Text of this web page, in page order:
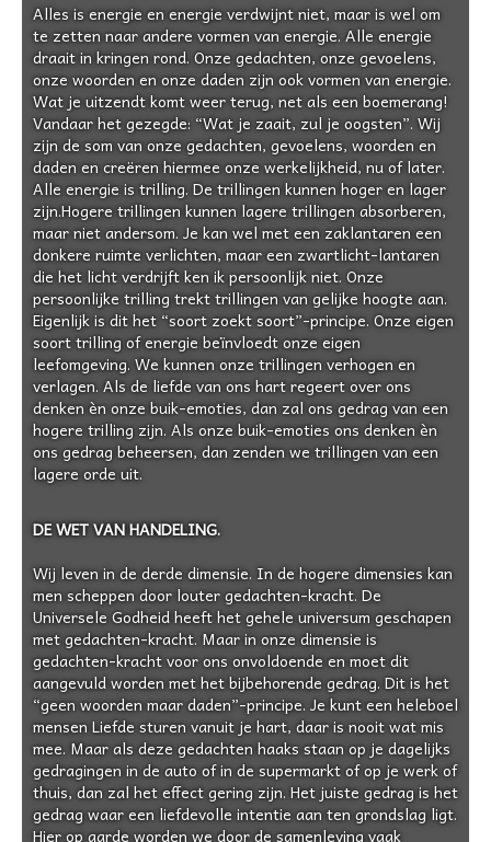
Alles is energie en energie verdwijnt niet, maar is wel om
te zetten naar andere vormen van energie. Alle energie
draait in kringen rond. Onze gedachten, onze gevoelens,
onze woorden en onze daden zijn ook vormen van energie.
Wat je uitzendt komt weer terug, net als een boemerang!
Vandaar het gezegde: “Wat je zaait, zul je oogsten”. Wij
zijn de som van onze gedachten, gevoelens, woorden en
daden en creëren hiermee onze werkelijkheid, nu of later.
Alle energie is trilling. De trillingen kunnen hoger en lager
zijn.Hogere trillingen kunnen lagere trillingen absorberen,
maar niet andersom. Je kan wel met een zaklantaren een
donkere ruimte verlichten, maar een zwartlicht-lantaren
die het licht verdrijft ken ik persoonlijk niet. Onze
persoonlijke trilling trekt trillingen van gelijke hoogte aan.
Eigenlijk is dit het “soort zoekt soort”-principe. Onze eigen
soort trilling of energie beïnvloedt onze eigen
leefomgeving. We kunnen onze trillingen verhogen en
verlagen. Als de liefde van ons hart regeert over ons
denken èn onze buik-emoties, dan zal ons gedrag van een
hogere trilling zijn. Als onze buik-emoties ons denken èn
ons gedrag beheersen, dan zenden we trillingen van een
lagere orde uit.
DE WET VAN HANDELING.
Wij leven in de derde dimensie. In de hogere dimensies kan
men scheppen door louter gedachten-kracht. De
Universele Godheid heeft het gehele universum geschapen
met gedachten-kracht. Maar in onze dimensie is
gedachten-kracht voor ons onvoldoende en moet dit
aangevuld worden met het bijbehorende gedrag. Dit is het
“geen woorden maar daden”-principe. Je kunt een heleboel
mensen Liefde sturen vanuit je hart, daar is nooit wat mis
mee. Maar als deze gedachten haaks staan op je dagelijks
gedragingen in de auto of in de supermarkt of op je werk of
thuis, dan zal het effect gering zijn. Het juiste gedrag is het
gedrag waar een liefdevolle intentie aan ten grondslag ligt.
Hier op aarde worden we door de samenleving vaak